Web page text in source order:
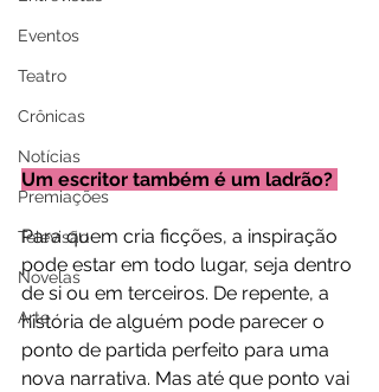
Eventos
Teatro
Crônicas
Notícias
Premiações
Televisão
Novelas
Arte
Um escritor também é um ladrão?
Para quem cria ficções, a inspiração
pode estar em todo lugar, seja dentro
de si ou em terceiros. De repente, a
história de alguém pode parecer o
ponto de partida perfeito para uma
nova narrativa. Mas até que ponto vai